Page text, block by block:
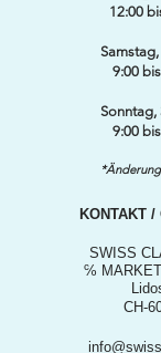
12:00
9:00
Sonntag,
9:00
KONTAKT /
SWISS
℅
CH-